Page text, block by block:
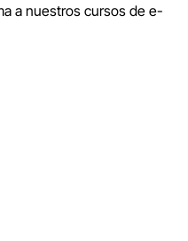
a nuestros cursos de e-